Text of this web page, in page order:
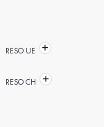
RESO UE
RESO CH